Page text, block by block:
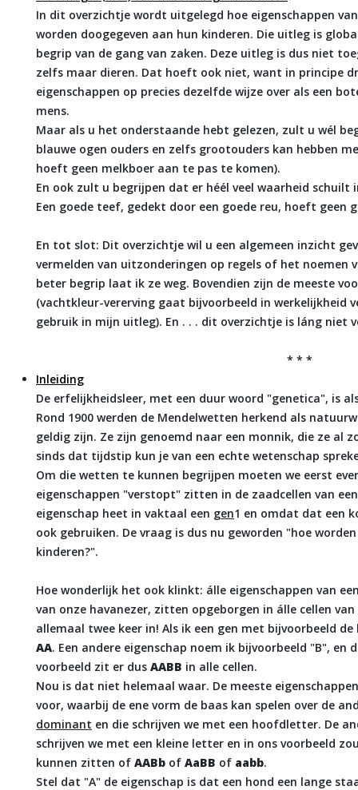
In dit overzichtje wordt uitgelegd hoe eigenschappen
worden doogegeven aan hun kinderen. Die uitleg is
begrip van de gang van zaken. Deze uitleg is dus niet
zelfs maar dieren. Dat hoeft ook niet, want in principe
eigenschappen op precies dezelfde wijze over als een
mens.
Maar als u het onderstaande hebt gelezen, zult u wél
blauwe ogen ouders en zelfs grootouders kan hebben
hoeft geen melkboer aan te pas te komen).
En ook zult u begrijpen dat er héél veel waarheid
Een goede teef, gedekt door een goede reu, hoeft geen
En tot slot: Dit overzichtje wil u een algemeen inzicht
vermelden van uitzonderingen op regels of het
beter begrip laat ik ze weg. Bovendien zijn de meeste
(vachtkleur-vererving gaat bijvoorbeeld in werkelijkheid
gebruik in mijn uitleg). En . . . dit overzichtje is láng niet
* * *
Inleiding
De erfelijkheidsleer, met een duur woord "genetica", is
Rond 1900 werden de Mendelwetten herkend als
geldig zijn. Ze zijn genoemd naar een monnik, die ze al
sinds dat tijdstip kun je van een echte wetenschap
Om die wetten te kunnen begrijpen moeten we eerst
eigenschappen "verstopt" zitten in de zaadcellen van
eigenschap heet in vaktaal een gen1 en omdat dat een
ook gebruiken. De vraag is dus nu geworden "hoe
kinderen?".
Hoe wonderlijk het ook klinkt: álle eigenschappen van
van onze havanezer, zitten opgeborgen in álle cellen
allemaal twee keer in! Als ik een gen met bijvoorbeeld
AA. Een andere eigenschap noem ik bijvoorbeeld "B", en
voorbeeld zit er dus AABB in alle cellen.
Nou is dat niet helemaal waar. De meeste
voor, waarbij de ene vorm de baas kan spelen over de
dominant en die schrijven we met een hoofdletter. De
schrijven we met een kleine letter en in ons voorbeeld
kunnen zitten of AABb of AaBB of aabb.
Stel dat "A" de eigenschap is dat een hond een lange